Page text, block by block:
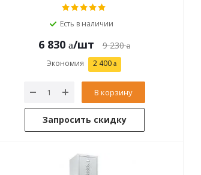
Есть в наличии
6 830 /шт 9 230
Экономия 2 400
В корзину
Запросить скидку